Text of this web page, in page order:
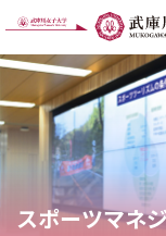
スポーツマネ